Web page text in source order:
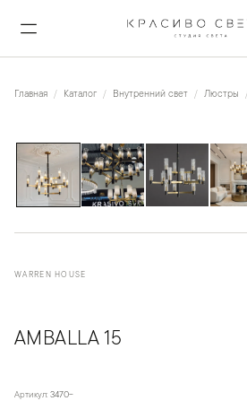
Главная Каталог Внутренний свет Люстры
WARREN HOUSE
AMBALLA 15
Артикул: 3470-